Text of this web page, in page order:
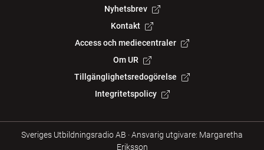
Nyhetsbrev
Kontakt
Access och mediecentraler
Om UR
Tillgänglighetsredogörelse
Integritetspolicy
Sveriges Utbildningsradio AB ·Ansvarig utgivare: Margaretha
Eriksson